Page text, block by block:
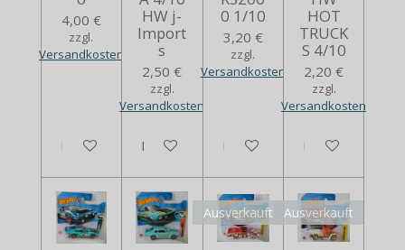
4,00 €
zzgl.
Versandkosten
In den Warenkorb
HW j-
Import
s
2,50 €
zzgl.
Versandkosten
Bei Verfügbarkeit benachrichtigen
0 1/10
3,20 €
zzgl.
Versandkosten
In den Warenkorb
HOT
TRUCK
S 4/10
2,20 €
zzgl.
Versandkosten
In den
Ausverkauft Ausverkauft